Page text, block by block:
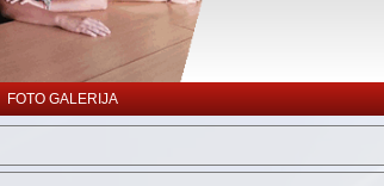
FOTO GALERIJA